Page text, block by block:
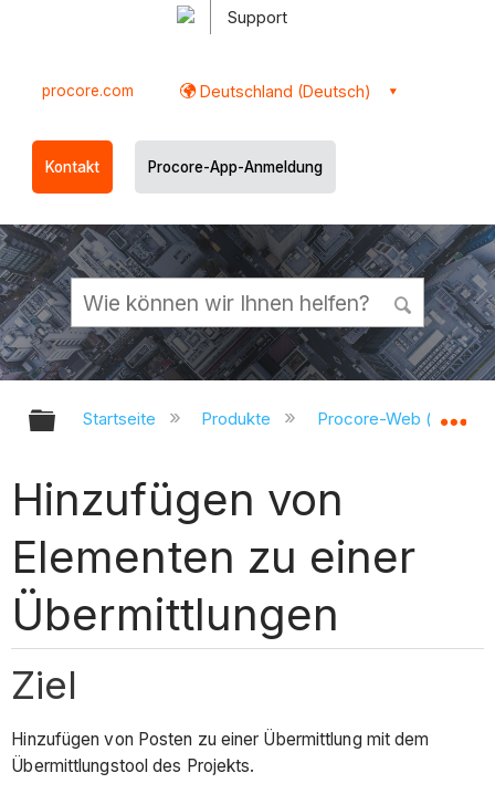
Support
procore.com Deutschland (Deutsch)
Kontakt Procore-App-Anmeldung
Globale Hierarchie auf- und
Startseite Produkte Procore-Web
Hinzufügen von
Elementen zu einer
Übermittlungen
Ziel
Hinzufügen von Posten zu einer Übermittlung mit dem
Übermittlungstool des Projekts.